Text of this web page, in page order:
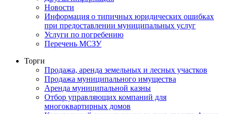
Новости
Информация о типичных юридических ошибках
при предоставлении муниципальных услуг
Услуги по погребению
Перечень МСЗУ
Торги
Продажа, аренда земельных и лесных участков
Продажа муниципального имущества
Аренда муниципальной казны
Отбор управляющих компаний для
многоквартирных домов